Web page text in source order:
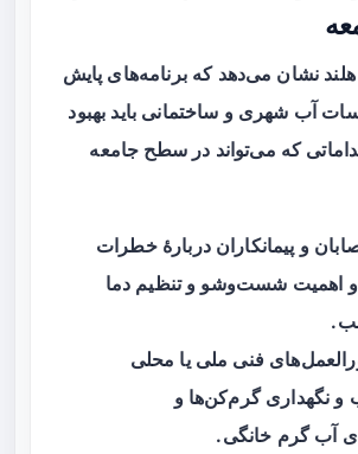
نشان می‌دهد که برنامه‌های پایش
آب شهری و ساختمانی باید بهبود
که می‌تواند در سطح جامعه
و پیمانکاران دربارهٔ خطرات
و اهمیت شست‌وشو و تنظیم دما
فنی ملی یا محلی
و نگهداری گرم‌کن‌ها و
آب گرم خانگی.